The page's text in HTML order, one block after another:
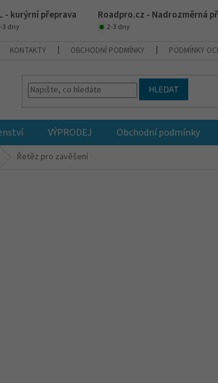
- kurýrní přeprava Roadpro.cz - Nadrozměrná
3 dny 2-3 dny
KONTAKTY OBCHODNÍ PODMÍNKY PODMÍNKY
HLEDAT
VÝPRODEJ Obchodní podmínky
Řetěz pro zavěšení